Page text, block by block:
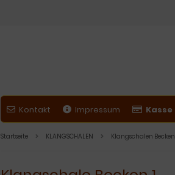
Kontakt Impressum Kasse
Startseite KLANGSCHALEN Klangschalen Becken